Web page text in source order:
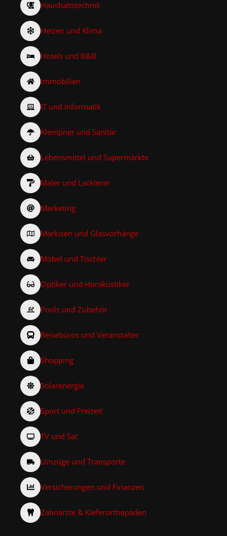
Haushaltstechnik
Heizen und Klima
Hotels und B&B
Immobilien
IT und Informatik
Klempner und Sanitär
Lebensmittel und Supermärkte
Maler und Lackierer
Marketing
Markisen und Glasvorhänge
Möbel und Tischler
Optiker und Hörakustiker
Pools und Zubehör
Reisebüros und Veranstalter
Shopping
Solarenergie
Sport und Freizeit
TV und Sat
Umzüge und Transporte
Versicherungen und Finanzen
Zahnärzte & Kieferorthopäden